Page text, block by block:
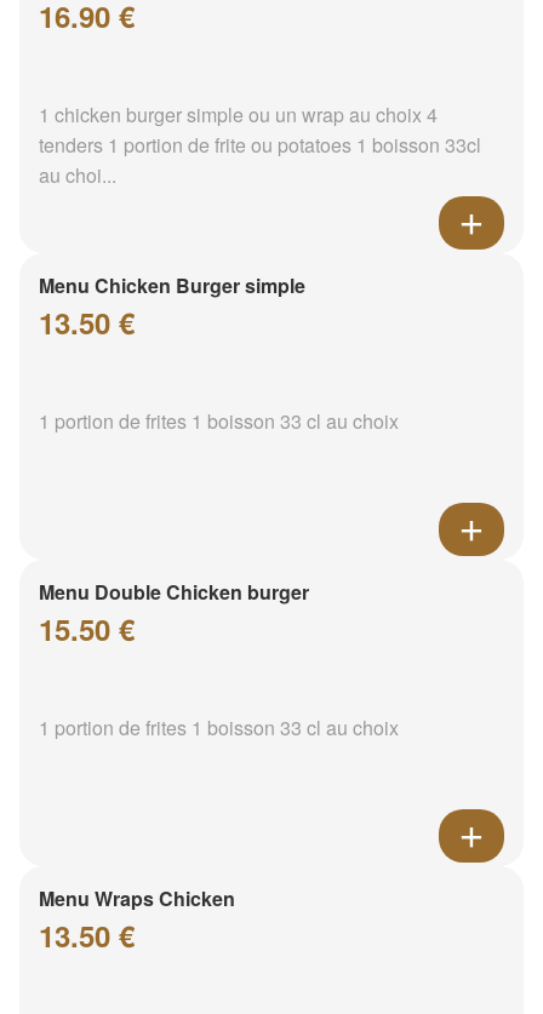
16.90 €
1 chicken burger simple ou un wrap au choix 4
tenders 1 portion de frite ou potatoes 1 boisson 33cl
au choi...
Menu Chicken Burger simple
13.50 €
1 portion de frites 1 boisson 33 cl au choix
Menu Double Chicken burger
15.50 €
1 portion de frites 1 boisson 33 cl au choix
Menu Wraps Chicken
13.50 €